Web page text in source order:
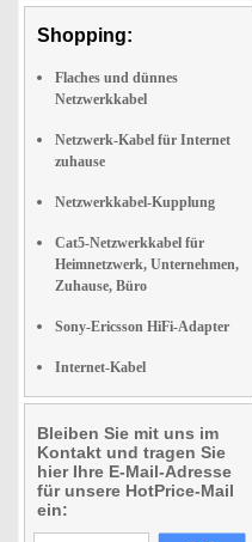
Shopping:
Flaches und dünnes
Netzwerkkabel
Netzwerk-Kabel für Internet
zuhause
Netzwerkkabel-Kupplung
Cat5-Netzwerkkabel für
Heimnetzwerk, Unternehmen,
Zuhause, Büro
Sony-Ericsson HiFi-Adapter
Internet-Kabel
Bleiben Sie mit uns im
Kontakt und tragen Sie
hier Ihre E-Mail-Adresse
für unsere HotPrice-Mail
ein: